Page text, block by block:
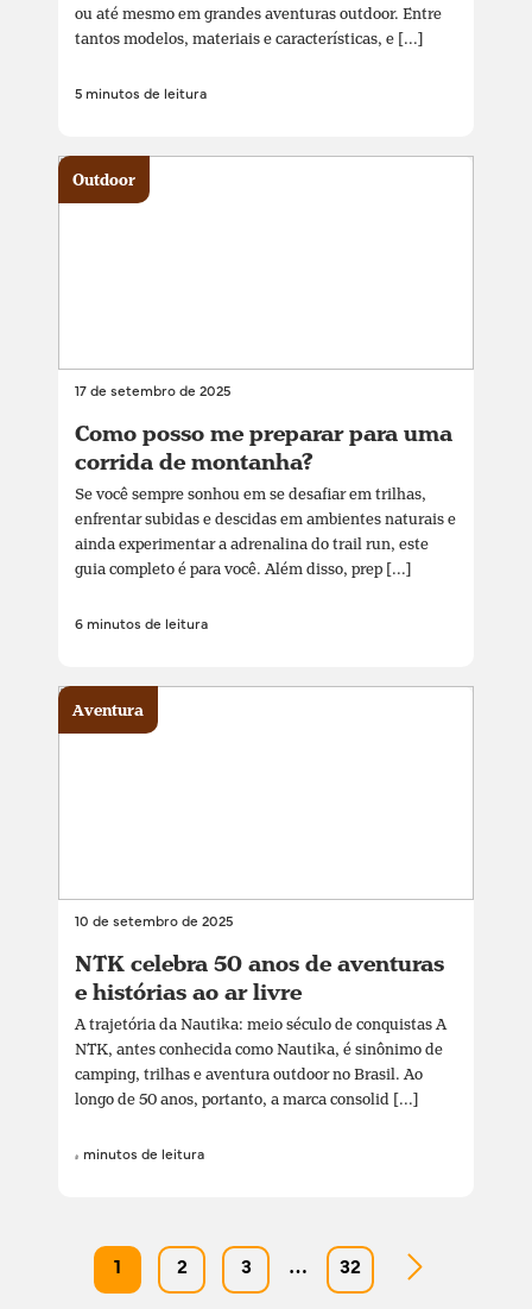
ou até mesmo em grandes aventuras outdoor. Entre
tantos modelos, materiais e características, e [...]
5 minutos de leitura
17 de setembro de 2025
Como posso me preparar para uma
corrida de montanha?
Se você sempre sonhou em se desafiar em trilhas,
enfrentar subidas e descidas em ambientes naturais e
ainda experimentar a adrenalina do trail run, este
guia completo é para você. Além disso, prep [...]
6 minutos de leitura
Outdoor
10 de setembro de 2025
NTK celebra 50 anos de aventuras
e histórias ao ar livre
A trajetória da Nautika: meio século de conquistas A
NTK, antes conhecida como Nautika, é sinônimo de
camping, trilhas e aventura outdoor no Brasil. Ao
longo de 50 anos, portanto, a marca consolid [...]
4 minutos de leitura
Aventura
2 3 … 32